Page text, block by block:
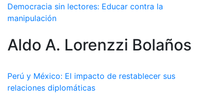
Democracia sin lectores: Educar contra la
manipulación
Aldo A. Lorenzzi Bolaños
Perú y México: El impacto de restablecer sus
relaciones diplomáticas